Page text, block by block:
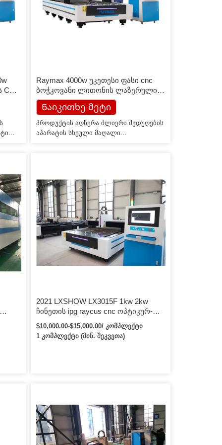
[…]
Raymax 4000w უკეთესი ფასი cnc
ბოჭკოვანი ლითონის ლაზერული
საჭრელი მანქანა
Წაიკითხე მეტი
პროდუქტის აღწერა ძლიერი შედუღების
აპარატის სხეული მაღალი
უფსკრულის მგრძნობელობა ამცირებს
აღჭურვილობის დაკარგვას
გამოყენებისას, ასე რომ, მანქანის
სიზუსტე შეიძლება შეინარჩუნოს დიდი
ხნის განმავლობაში და არ მოხდეს
დეფორმაცია სიცოცხლის ციკლში.
Cypcut კონტროლის სისტემა
ოპერაციული სისტემა […]
2021 LXSHOW LX3015F 1kw 2kw
ჩინეთის ipg raycus cnc ოპტიკურ-
ბოჭკოვანი ლაზერული საჭრელი
მანქანა 1მმ 3მმ 20მმ უჟანგავი
ფოლადის ფურცლისთვის
$10,000.00-$15,000.00/ კომპლექტი
1 კომპლექტი (მინ. შეკვეთა)